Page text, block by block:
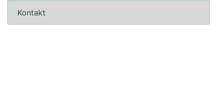
Kontakt